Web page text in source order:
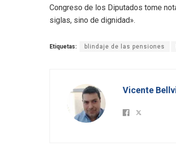
Congreso de los Diputados tome
siglas, sino de dignidad».
Etiquetas: blindaje de las pensiones
Vicente